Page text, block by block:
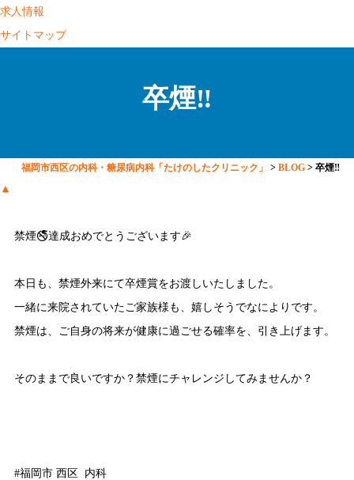
求人情報
サイトマップ
卒煙‼️
福岡市西区の内科・糖尿病内科「たけのしたクリニック」 >BLOG >卒煙‼️
▲
禁煙🚭達成おめでとうございます🎉
本日も、禁煙外来にて卒煙賞をお渡しいたしました。
一緒に来院されていたご家族様も、嬉しそうでなによりです。
禁煙は、ご自身の将来が健康に過ごせる確率を、引き上げます。
そのままで良いですか？禁煙にチャレンジしてみませんか？
#福岡市 西区 内科